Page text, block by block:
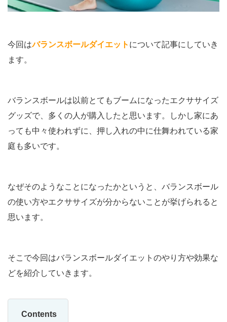
今回はバランスボールダイエット について記事にしていき
ます。
バランスボールは以前とてもブームになったエクササイズ
グッズで、多くの人が購入したと思います。しかし家にあ
っても中々使われずに、押し入れの中に仕舞われている家
庭も多いです。
なぜそのようなことになったかというと、バランスボール
の使い方やエクササイズが分からないことが挙げられると
思います。
そこで今回はバランスボールダイエットのやり方や効果な
どを紹介していきます。
Contents